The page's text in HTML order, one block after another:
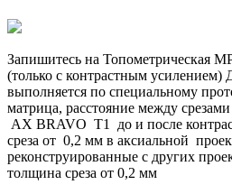
Запишитесь на Топометрическая
(только с контрастным усилением)
выполняется по специальному
матрица, расстояние между
AX BRAVO T1 до и после
среза от 0,2 мм в аксиальной
реконструированные с других
толщина среза от 0,2 мм